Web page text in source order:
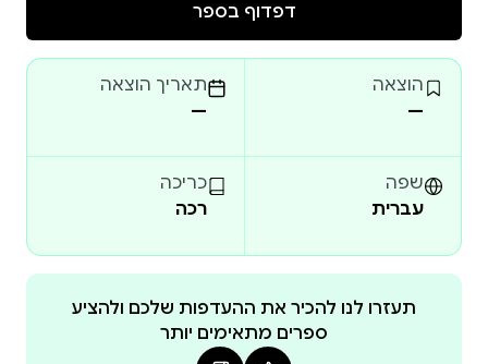
דפדוף בספר
הוצאה
—
תאריך הוצאה
—
שפה
עברית
כריכה
רכה
תעזרו לנו להכיר את ההעדפות שלכם ולהציע
ספרים מתאימים יותר